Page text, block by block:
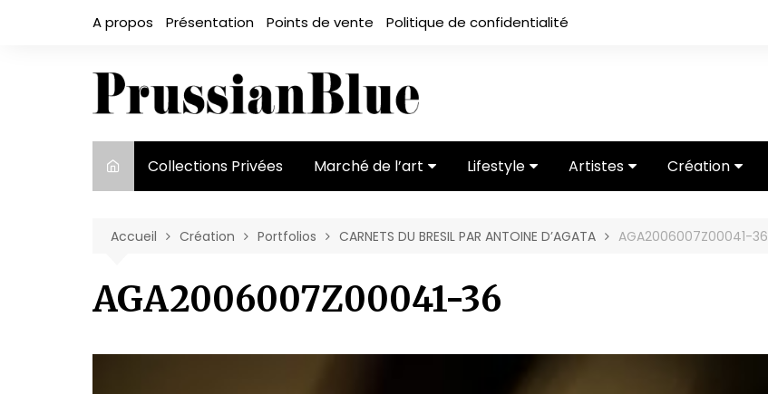
A propos Présentation Points de vente Politique de confidentialité
Collections Privées Marché de l’art
acteurs
Lifestyle
Mode
Artistes
Entretiens
Création
Vidéos
Accueil Création Portfolios CARNETS DU BRESIL PAR ANTOINE D’AGATA AGA2006007Z00041-36
AGA2006007Z00041-36